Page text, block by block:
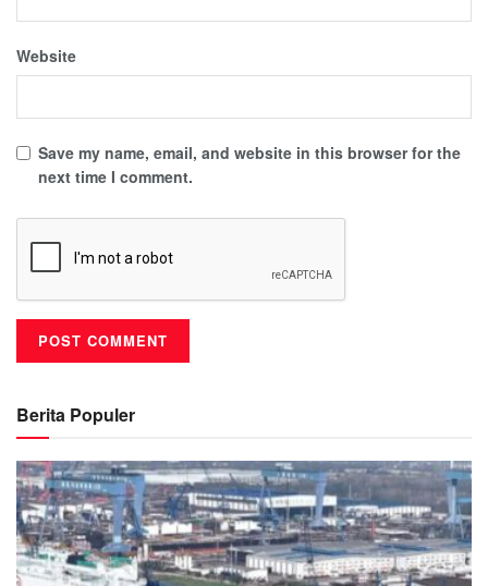
Website
Save my name, email, and website in this browser for the
next time I comment.
Berita Populer